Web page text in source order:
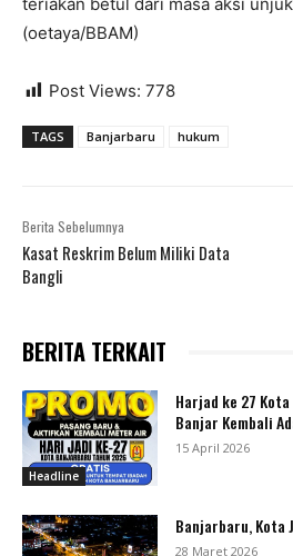
(oetaya/BBAM)
Post Views: 778
TAGS Banjarbaru hukum
Berita Sebelumnya
Kasat Reskrim Belum Miliki Data
Bangli
BERITA TERKAIT
Headline
Harjad ke 27
Banjar Kembali
15 April 2026
Banjarbaru, Kota
28 Maret 2026